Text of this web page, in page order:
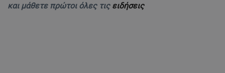
και μάθετε πρώτοι όλες τις ειδήσεις